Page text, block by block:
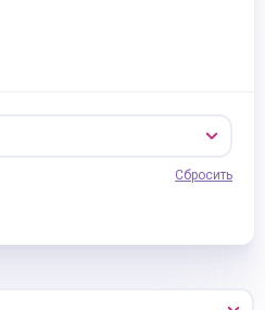
Сбросить